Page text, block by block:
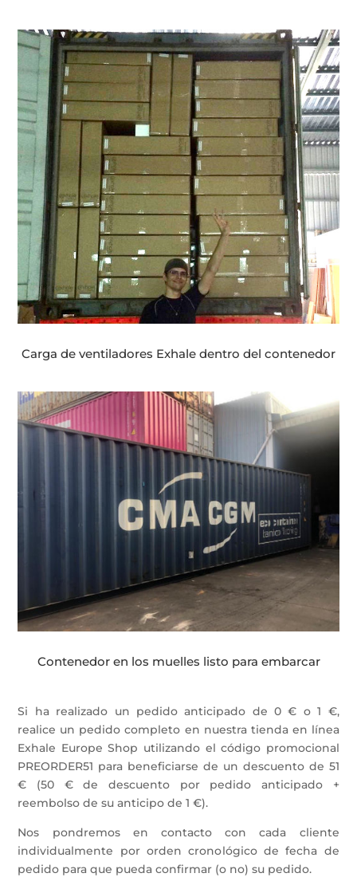
Carga de ventiladores Exhale dentro del contenedor
Contenedor en los muelles listo para embarcar
Si ha realizado un pedido anticipado de 0 € o 1 €,
realice un pedido completo en nuestra tienda en línea
Exhale Europe Shop utilizando el código promocional
PREORDER51 para beneficiarse de un descuento de 51
€ (50 € de descuento por pedido anticipado +
reembolso de su anticipo de 1 €).
Nos pondremos en contacto con cada cliente
individualmente por orden cronológico de fecha de
pedido para que pueda confirmar (o no) su pedido.